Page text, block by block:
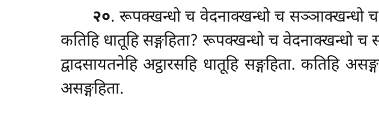
२०. रूपक्खन्धो च वेदनाक्खन्धो च सञ्ञाक्खन्धो च
कतिहि धातूहि सङ्गहिता? रूपक्खन्धो च वेदनाक्खन्धो
द्वादसायतनेहि अट्ठारसहि धातूहि सङ्गहिता. कतिहि
असङ्गहिता.